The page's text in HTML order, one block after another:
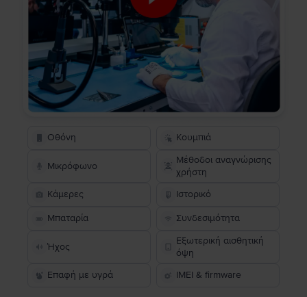
Οθόνη Κουμπιά
Μικρόφωνο
Μέθοδοι αναγνώρισης
χρήστη
Κάμερες
Ιστορικό
Μπαταρία Συνδεσιμότητα
Ήχος
Εξωτερική αισθητική
όψη
Επαφή με υγρά
IMEI & firmware